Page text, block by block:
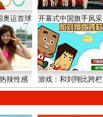
奥运首球 开幕式中国旗手风采
辣性感 游戏：和刘翔比跨栏